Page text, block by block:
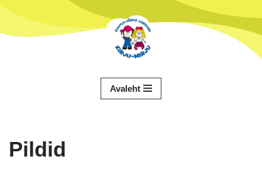
Avaleht
Pildid